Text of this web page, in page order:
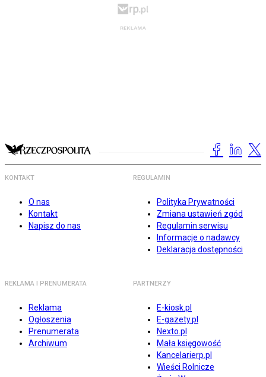
KONTAKT
O nas
Kontakt
Napisz do nas
REGULAMIN
Polityka Prywatności
Zmiana ustawień zgód
Regulamin serwisu
Informacje o nadawcy
Deklaracja dostępności
REKLAMA I PRENUMERATA
Reklama
Ogłoszenia
Prenumerata
Archiwum
PARTNERZY
E-kiosk.pl
E-gazety.pl
Nexto.pl
Mała księgowość
Kancelarierp.pl
Wieści Rolnicze